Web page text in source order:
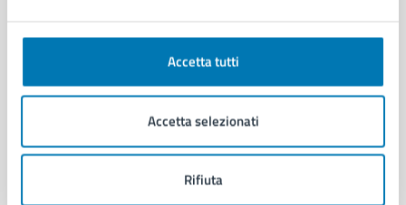
Accetta tutti
Accetta selezionati
Rifiuta
Ambiente
Autorizzazioni
Documenti e certificati
Educazione e formazione
Giustizia e sicurezza pubblica